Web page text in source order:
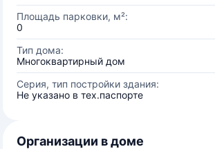
Площадь парковки, м²:
0
Тип дома:
Многоквартирный дом
Серия, тип постройки здания:
Не указано в тех.паспорте
Организации в доме